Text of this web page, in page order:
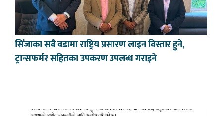
सिँजाका सबै वडामा राष्ट्रिय प्रसारण लाइन विस्तार हुने,
ट्रान्सफर्मर सहितका उपकरण उपलब्ध गराइने